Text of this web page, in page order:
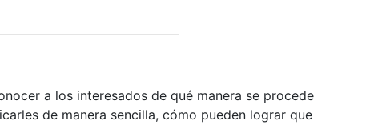
a los interesados de qué manera se procede
de manera sencilla, cómo pueden lograr que